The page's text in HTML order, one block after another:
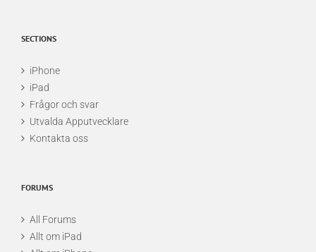
SECTIONS
iPhone
iPad
Frågor och svar
Utvalda Apputvecklare
Kontakta oss
FORUMS
All Forums
Allt om iPad